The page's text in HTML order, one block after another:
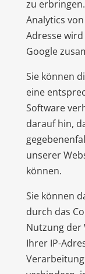
zu
Analytics
Adresse
Google
Sie können
eine
Software
darauf hin,
unserer
können.
Sie können
durch das
Nutzung der
Ihrer IP-